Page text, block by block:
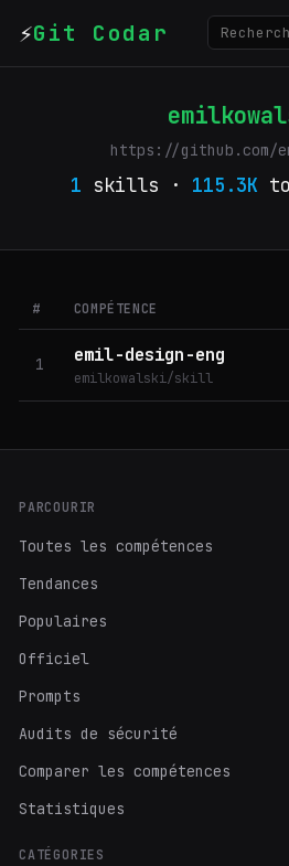
⚡Git Codar
https://github.com/
1 skills · 115.3K
# COMPÉTENCE
1 emil-design-eng
emilkowalski/skill
PARCOURIR
Toutes les compétences
Tendances
Populaires
Officiel
Prompts
Audits de sécurité
Comparer les compétences
Statistiques
CATÉGORIES